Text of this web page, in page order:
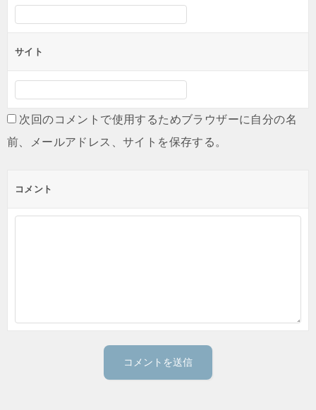
サイト
次回のコメントで使用するためブラウザーに自分の名
前、メールアドレス、サイトを保存する。
コメント